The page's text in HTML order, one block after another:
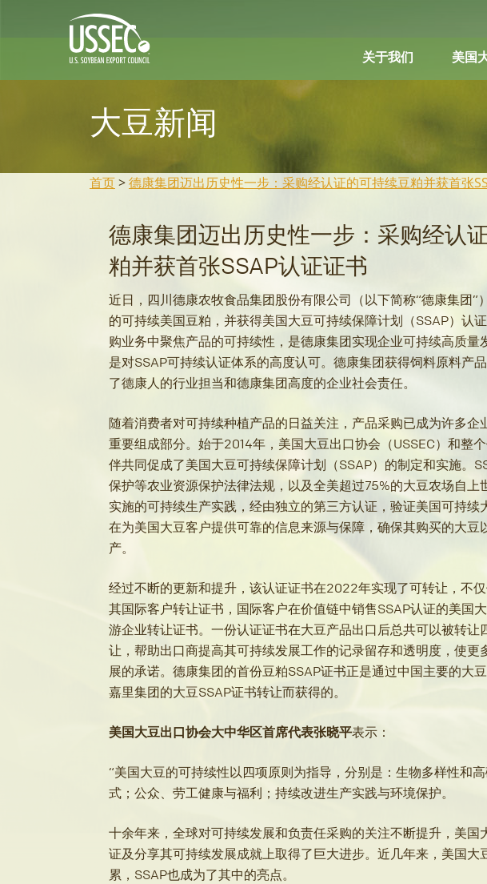
关于我们 美国
大豆新闻
首页>德康集团迈出历史性一步：采购经认证的可持续豆粕并获首张
德康集团迈出历史性一步：采购经认
粕并获首张SSAP认证证书
近日，四川德康农牧食品集团股份有限公司（以下简称“德康集团”
的可持续美国豆粕，并获得美国大豆可持续保障计划（SSAP）认
购业务中聚焦产品的可持续性，是德康集团实现企业可持续高质量
是对SSAP可持续认证体系的高度认可。德康集团获得饲料原料产
了德康人的行业担当和德康集团高度的企业社会责任。
随着消费者对可持续种植产品的日益关注，产品采购已成为许多企
重要组成部分。始于2014年，美国大豆出口协会（USSEC）和整
伴共同促成了美国大豆可持续保障计划（SSAP）的制定和实施。
保护等农业资源保护法律法规，以及全美超过75%的大豆农场自上
实施的可持续生产实践，经由独立的第三方认证，验证美国可持续
在为美国大豆客户提供可靠的信息来源与保障，确保其购买的大豆
产。
经过不断的更新和提升，该认证证书在2022年实现了可转让，不
其国际客户转让证书，国际客户在价值链中销售SSAP认证的美国
游企业转让证书。一份认证证书在大豆产品出口后总共可以被转让
让，帮助出口商提高其可持续发展工作的记录留存和透明度，使更
展的承诺。德康集团的首份豆粕SSAP证书正是通过中国主要的大
嘉里集团的大豆SSAP证书转让而获得的。
美国大豆出口协会大中华区首席代表张晓平表示：
“美国大豆的可持续性以四项原则为指导，分别是：生物多样性和
式；公众、劳工健康与福利；持续改进生产实践与环境保护。
十余年来，全球对可持续发展和负责任采购的关注不断提升，美国
证及分享其可持续发展成就上取得了巨大进步。近几年来，美国大
累，SSAP也成为了其中的亮点。